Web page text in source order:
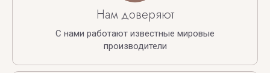
Нам доверяют
С нами работают известные мировые
производители